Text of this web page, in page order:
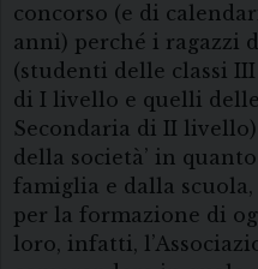
concorso (e di
anni) perché i ragazzi
(studenti delle classi
di I livello e quelli
Secondaria di II
della società’ in
famiglia e dalla
per la formazione di
loro, infatti,